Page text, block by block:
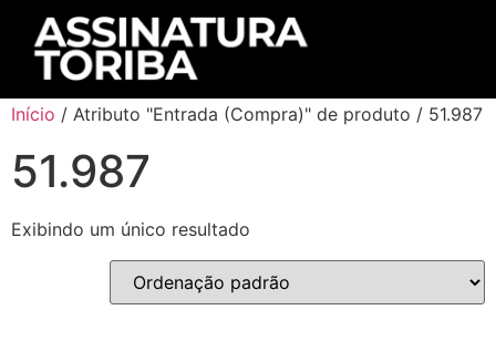
Início / Atributo "Entrada (Compra)" de produto / 51.987
51.987
Exibindo um único resultado